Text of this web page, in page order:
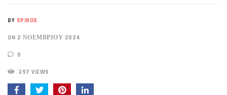
BY SPIROS
ON 2 ΝΟΕΜΒΡΊΟΥ 2024
0
397 VIEWS